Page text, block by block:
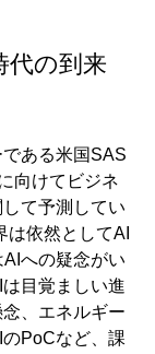
代の到来
ある米国SAS
向けてビジネ
て予測してい
は依然としてAI
への疑念がい
目覚ましい進
、エネルギー
PoCなど、課